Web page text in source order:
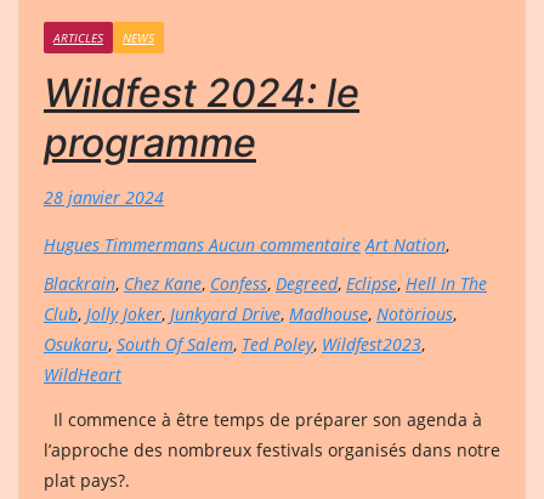
ARTICLES NEWS
Wildfest 2024: le
programme
28 janvier 2024
Hugues Timmermans Aucun commentaire Art Nation,
Blackrain, Chez Kane, Confess, Degreed, Eclipse, Hell In The
Club, Jolly Joker, Junkyard Drive, Madhouse, Notörious,
Osukaru, South Of Salem, Ted Poley, Wildfest2023,
WildHeart
Il commence à être temps de préparer son agenda à
l’approche des nombreux festivals organisés dans notre
plat pays?.